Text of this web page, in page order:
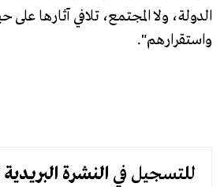
الدولة، ولا المجتمع، تلافي آثارها على
واستقرارهم".
للتسجيل في النشرة البريدية